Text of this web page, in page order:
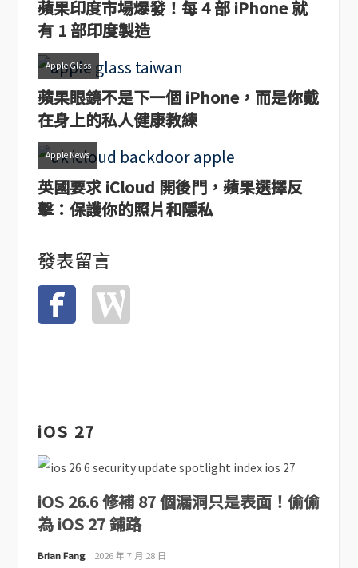
蘋果印度市場爆發！每 4 部 iPhone 就
有 1 部印度製造
Apple Glass
蘋果眼鏡不是下一個 iPhone，而是你戴
在身上的私人健康教練
Apple News
英國要求 iCloud 開後門，蘋果選擇反
擊：保護你的照片和隱私
發表留言
iOS 27
iOS 26.6 修補 87 個漏洞只是表面！偷偷
為 iOS 27 鋪路
Brian Fang 2026 年 7 月 28 日